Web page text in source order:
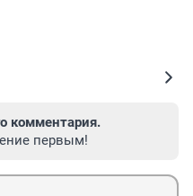
комментария.
первым!